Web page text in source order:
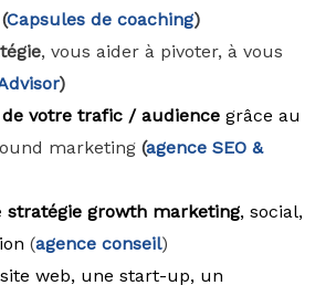
(Capsules de coaching)
, vous aider à pivoter, à vous
)
votre trafic / audience grâce au
marketing (agence SEO &
stratégie growth marketing, social,
(agence conseil)
web, une start-up, un